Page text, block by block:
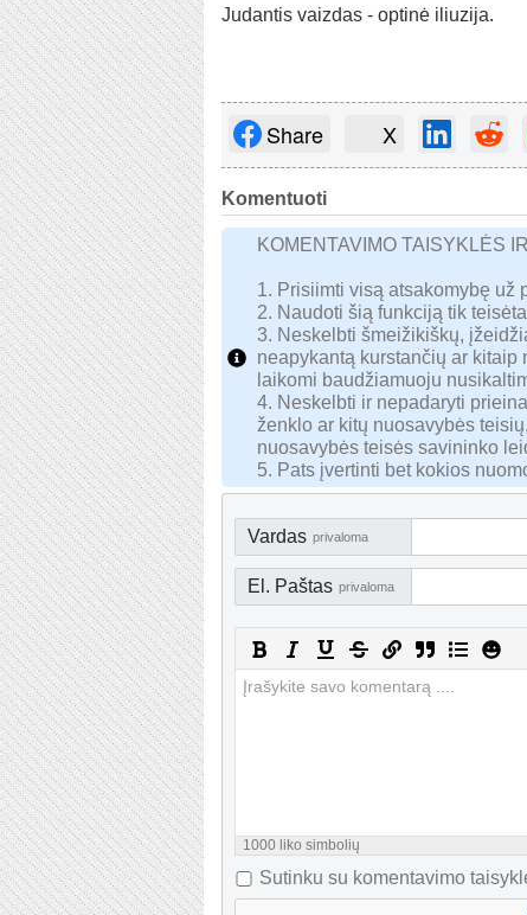
Judantis vaizdas - optinė iliuzija.
Share X
Komentuoti
KOMENTAVIMO TAISYKLĖS
1. Prisiimti visą atsakomybę už
2. Naudoti šią funkciją tik
3. Neskelbti šmeižikiškų,
neapykantą kurstančių ar kitaip
laikomi baudžiamuoju
4. Neskelbti ir nepadaryti
ženklo ar kitų nuosavybės
nuosavybės teisės savininko
5. Pats įvertinti bet kokios
Vardas privaloma
El. Paštas privaloma
1000 liko simbolių
Sutinku su komentavimo